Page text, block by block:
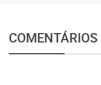
COMENTÁRIOS